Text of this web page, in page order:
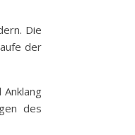
Die
der
des